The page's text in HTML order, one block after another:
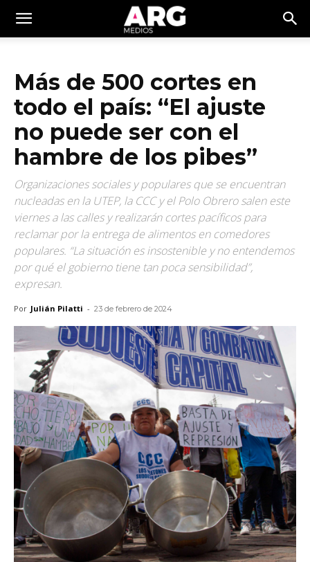
Más de 500 cortes en
todo el país: “El ajuste
no puede ser con el
hambre de los pibes”
Organizaciones sociales y populares que se encuentran
nucleadas en la UTEP, la CCC y el Polo Obrero salen este
viernes a las calles y realizarán cortes pacíficos para
reclamar por la entrega de alimentos en comedores
populares. “La situación es insostenible y no entendemos
por qué el gobierno tiene tan poca sensibilidad”,
expresan.
Por Julián Pilatti - 23 de febrero de 2024